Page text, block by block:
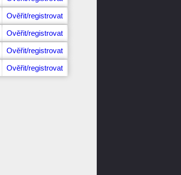
Ověřit/registrovat
Ověřit/registrovat
Ověřit/registrovat
Ověřit/registrovat